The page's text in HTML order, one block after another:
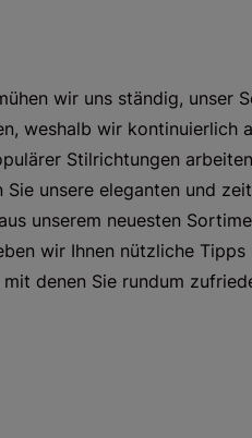
wir uns ständig, unser
weshalb wir
Stilrichtungen
unsere eleganten und
unserem neuesten
wir Ihnen nützliche
denen Sie rundum